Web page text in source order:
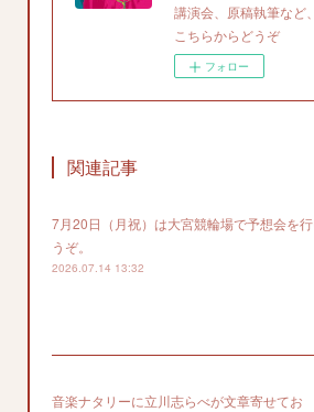
講演会、原稿執筆など
こちらからどうぞ
フォロー
関連記事
7月20日（月祝）は大宮競輪場で予想会を
うぞ。
2026.07.14 13:32
音楽ナタリーに立川志らべが文章寄せてお